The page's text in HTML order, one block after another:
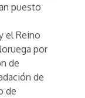
puesto
el Reino
por
de
de
de